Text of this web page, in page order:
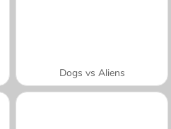
Dogs vs Aliens